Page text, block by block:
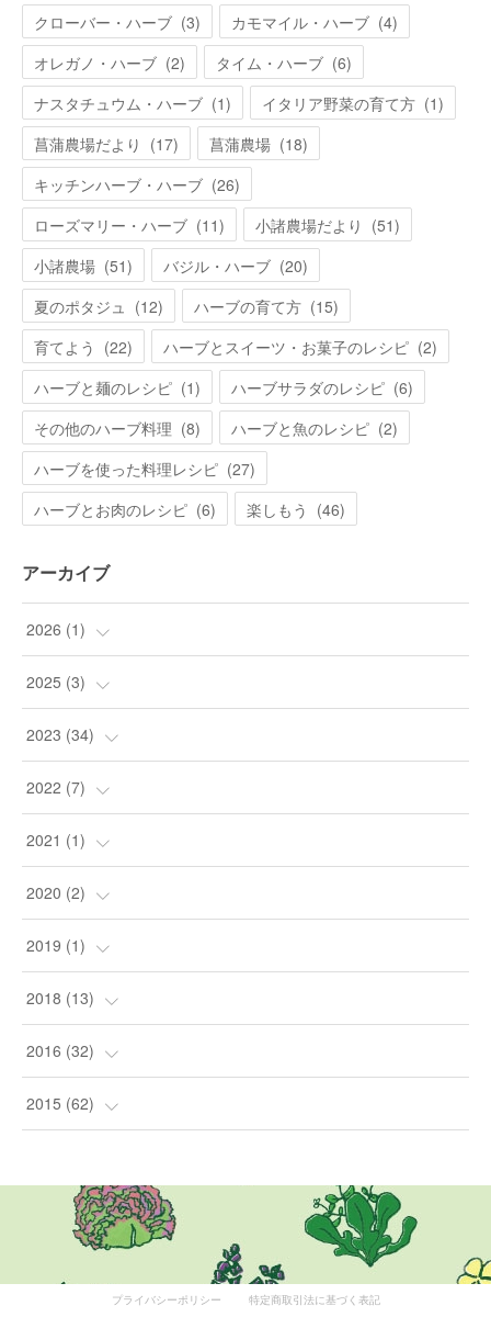
クローバー・ハーブ (3) カモマイル・ハーブ (4)
オレガノ・ハーブ (2) タイム・ハーブ (6)
ナスタチュウム・ハーブ (1) イタリア野菜の育て方 (1)
菖蒲農場だより (17) 菖蒲農場 (18)
キッチンハーブ・ハーブ (26)
ローズマリー・ハーブ (11) 小諸農場だより (51)
小諸農場 (51) バジル・ハーブ (20)
夏のポタジュ (12) ハーブの育て方 (15)
育てよう (22) ハーブとスイーツ・お菓子のレシピ (2)
ハーブと麺のレシピ (1) ハーブサラダのレシピ (6)
その他のハーブ料理 (8) ハーブと魚のレシピ (2)
ハーブを使った料理レシピ (27)
ハーブとお肉のレシピ (6) 楽しもう (46)
アーカイブ
2026 (1)
(1
2025 (3)
(3)
2023 (34)
(9
(24)
(1
2022 (7)
(1
(4
(1
(1)
2021 (1)
(1
2020 (2)
(2
2019 (1)
(1)
2018 (13)
(5)
(8)
2016 (32)
(3)
(1)
3)
2015 (62)
(12)
16)
プライバシーポリシー 特定商取引法に基づく表記